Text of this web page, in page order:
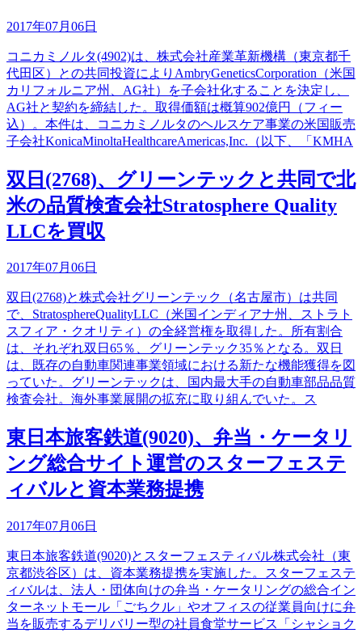
2017年07月06日
コニカミノルタ(4902)は、株式会社産業革新機構（東京都千
代田区）との共同投資によりAmbryGeneticsCorporation（米国
カリフォルニア州、AG社）を子会社化することを決定し、
AG社と契約を締結した。取得価額は概算902億円（フィー
込）。本件は、コニカミノルタのヘルスケア事業の米国販売
子会社KonicaMinoltaHealthcareAmericas,Inc.（以下、「KMHA
双日(2768)、グリーンテックと共同で北
米の品質検査会社Stratosphere Quality
LLCを買収
2017年07月06日
双日(2768)と株式会社グリーンテック（名古屋市）は共同
で、StratosphereQualityLLC（米国インディアナ州、ストラト
スフィア・クオリティ）の全経営権を取得した。所有割合
は、それぞれ双日65％、グリーンテック35％となる。双日
は、既存の自動車関連事業領域における新たな機能獲得を図
っていた。グリーンテックは、国内最大手の自動車部品品質
検査会社。海外事業展開の拡充に取り組んでいた。ス
東日本旅客鉄道(9020)、弁当・ケータリ
ング総合サイト運営のスターフェステ
ィバルと資本業務提携
2017年07月06日
東日本旅客鉄道(9020)とスターフェスティバル株式会社（東
京都渋谷区）は、資本業務提携を実施した。スターフェステ
ィバルは、法人・団体向けの弁当・ケータリングの総合イン
ターネットモール「ごちクル」やオフィスの従業員向けに弁
当を販売するデリバリー型の社員食堂サービス「シャショク